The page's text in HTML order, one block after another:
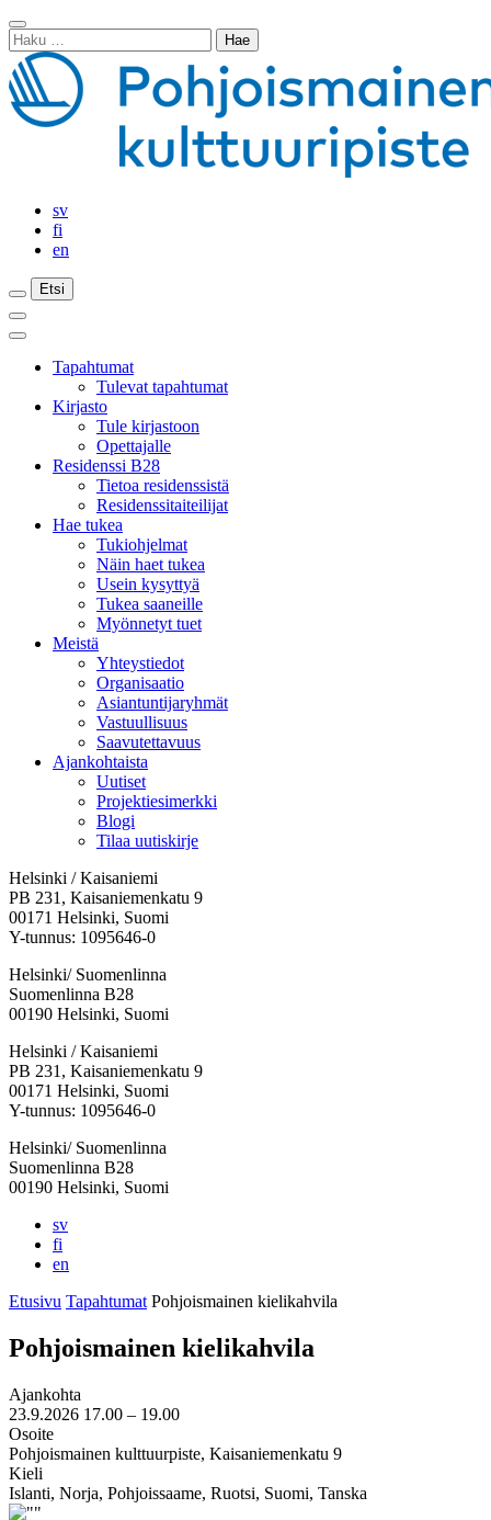
Siirry
sisältöön
Sulje
haku
Haku:
sv
fi
en
Etsi
Etsi
Etsi
Päävalikko
Sulje
päävalikkoTapahtumat
Tulevat tapahtumat
Kirjasto
Tule kirjastoon
Opettajalle
Residenssi B28
Tietoa residenssistä
Residenssitaiteilijat
Hae tukea
Tukiohjelmat
Näin haet tukea
Usein kysyttyä
Tukea saaneille
Myönnetyt tuet
Meistä
Yhteystiedot
Organisaatio
Asiantuntijaryhmät
Vastuullisuus
Saavutettavuus
Ajankohtaista
Uutiset
Projektiesimerkki
Blogi
Tilaa uutiskirje
Helsinki / Kaisaniemi
PB 231, Kaisaniemenkatu 9
00171 Helsinki, Suomi
Y-tunnus: 1095646-0
Helsinki/ Suomenlinna
Suomenlinna B28
00190 Helsinki, Suomi
Facebook:
Avataan
uuteen
välilehteen
Instagram:
Avataan
uuteen
välilehteen
TikTok:
Avataan
uuteen
välilehteen
Youtube:
Avataan
uuteen
välilehteen
Vimeo:
Avataan
uuteen
välilehteen
Helsinki / Kaisaniemi
PB 231, Kaisaniemenkatu 9
00171 Helsinki, Suomi
Y-tunnus: 1095646-0
Helsinki/ Suomenlinna
Suomenlinna B28
00190 Helsinki, Suomi
sv
fi
en
Etusivu Tapahtumat Pohjoismainen kielikahvila
Pohjoismainen kielikahvila
Ajankohta
23.9.2026 17.00 – 19.00
Osoite
Pohjoismainen kulttuurpiste, Kaisaniemenkatu 9
Kieli
Islanti, Norja, Pohjoissaame, Ruotsi, Suomi, Tanska